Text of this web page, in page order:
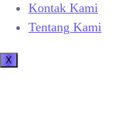
Kontak Kami
Tentang Kami
X